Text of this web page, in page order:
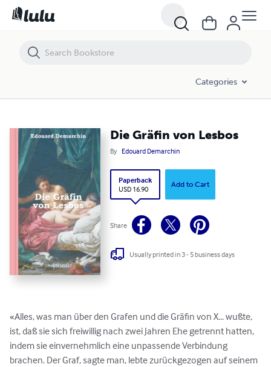
Categories
Die Gräfin von Lesbos
By Edouard Demarchin
Paperback
USD 16.90
Add to Cart
Share
Usually printed in 3 - 5 business days
«Alles, was man über den Grafen und die Gräfin von X... wußte,
ist, daß sie sich freiwillig nach zwei Jahren Ehe getrennt hatten,
indem sie einvernehmlich eine unpassende Verbindung
brachen. Der Graf, sagte man, lebte zurückgezogen auf seinem
Die Gräfin von Lesbos